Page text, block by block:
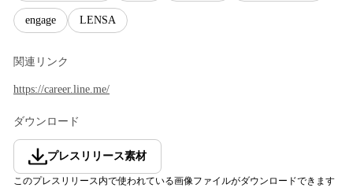
engage LENSA
関連リンク
https://career.line.me/
ダウンロード
プレスリリース素材
このプレスリリース内で使われている画像ファイルがダウンロードできます